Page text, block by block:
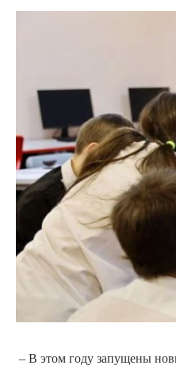
– В этом году запущены